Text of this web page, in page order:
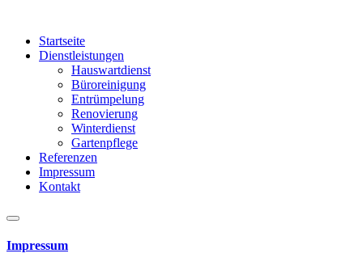
Startseite
Dienstleistungen
Hauswartdienst
Büroreinigung
Entrümpelung
Renovierung
Winterdienst
Gartenpflege
Referenzen
Impressum
Kontakt
Impressum